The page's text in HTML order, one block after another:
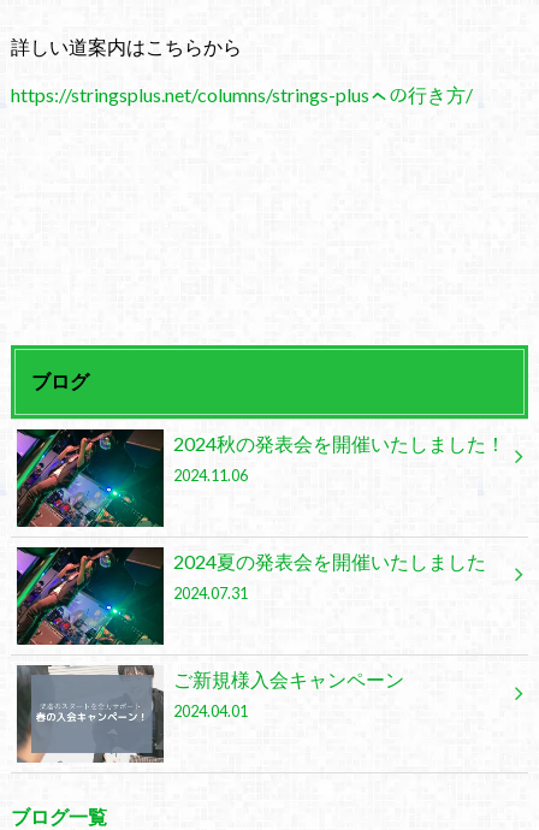
詳しい道案内はこちらから
https://stringsplus.net/columns/strings-plusㇸの行き方/
ブログ
2024秋の発表会を開催いたしました！
2024.11.06
2024夏の発表会を開催いたしました
2024.07.31
ご新規様入会キャンペーン
2024.04.01
ブログ一覧